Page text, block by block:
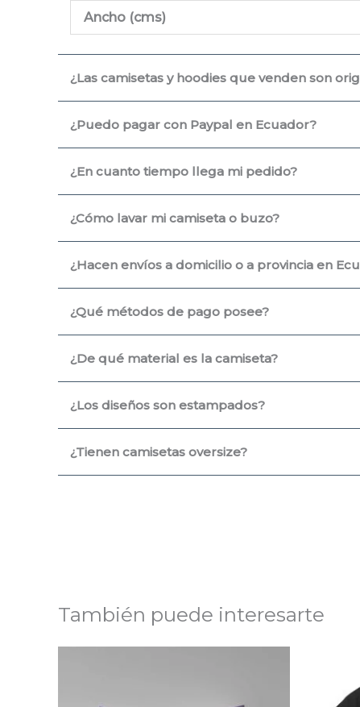
Ancho (cms)
¿Las camisetas y hoodies que venden son
¿Puedo pagar con Paypal en Ecuador?
¿En cuanto tiempo llega mi pedido?
¿Cómo lavar mi camiseta o buzo?
¿Hacen envíos a domicilio o a provincia en
¿Qué métodos de pago posee?
¿De qué material es la camiseta?
¿Los diseños son estampados?
¿Tienen camisetas oversize?
También puede interesarte